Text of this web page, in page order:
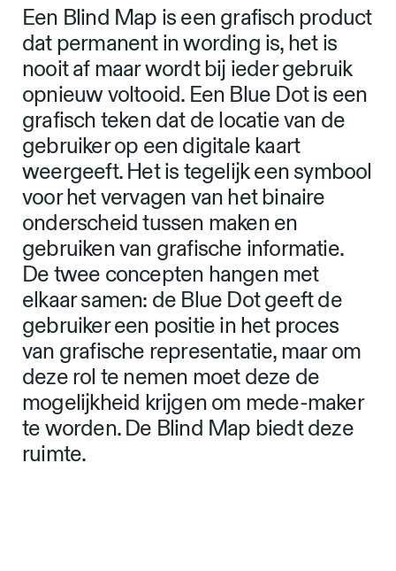
Een Blind Map is een grafisch product
dat permanent in wording is, het is
nooit af maar wordt bij ieder gebruik
opnieuw voltooid. Een Blue Dot is een
grafisch teken dat de locatie van de
gebruiker op een digitale kaart
weergeeft. Het is tegelijk een symbool
voor het vervagen van het binaire
onderscheid tussen maken en
gebruiken van grafische informatie.
De twee concepten hangen met
elkaar samen: de Blue Dot geeft de
gebruiker een positie in het proces
van grafische representatie, maar om
deze rol te nemen moet deze de
mogelijkheid krijgen om mede-maker
te worden. De Blind Map biedt deze
ruimte.